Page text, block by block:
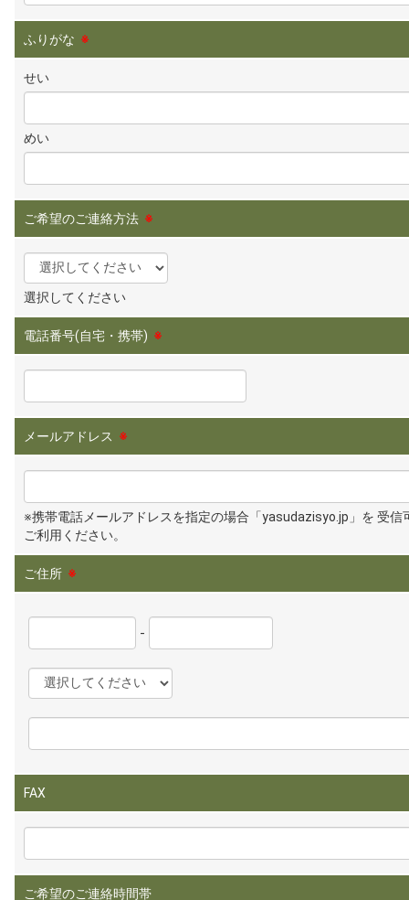
ふりがな ※
せい
めい
ご希望のご連絡方法 ※
選択してください
電話番号(自宅・携帯) ※
メールアドレス ※
※携帯電話メールアドレスを指定の場合「yasudazisyo.jp」を 受信
ご利用ください。
ご住所 ※
-
FAX
ご希望のご連絡時間帯